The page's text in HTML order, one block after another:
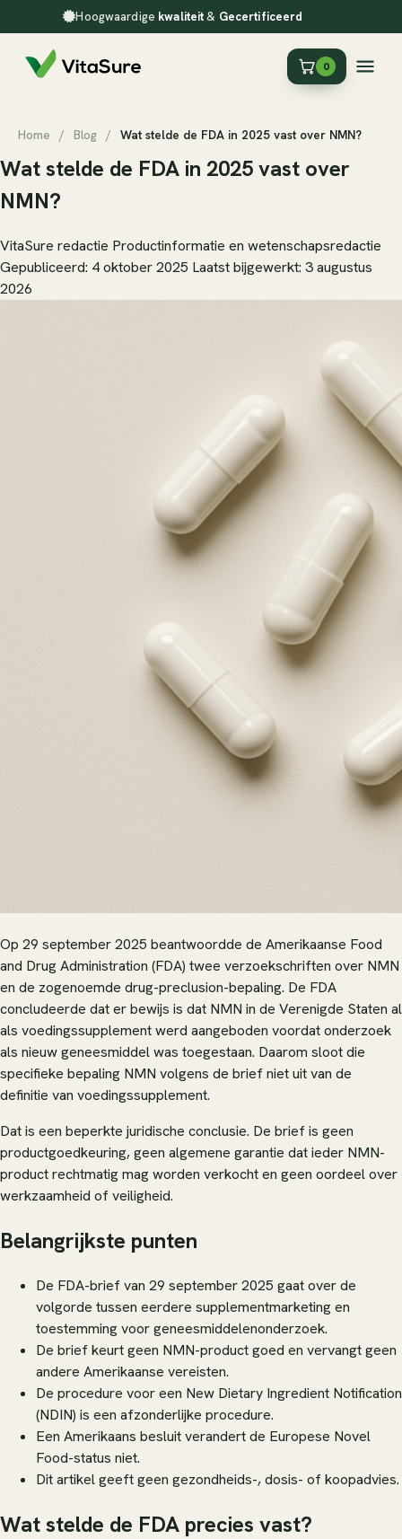
Hoogwaardige kwaliteit& Gecertificeerd
0
Home / Blog / Wat stelde de FDA in 2025 vast over NMN?
Wat stelde de FDA in 2025 vast over
NMN?
VitaSure redactie Productinformatie en wetenschapsredactie
Gepubliceerd: 4 oktober 2025 Laatst bijgewerkt: 3 augustus
2026
Op 29 september 2025 beantwoordde de Amerikaanse Food
and Drug Administration (FDA) twee verzoekschriften over NMN
en de zogenoemde drug-preclusion-bepaling. De FDA
concludeerde dat er bewijs is dat NMN in de Verenigde Staten al
als voedingssupplement werd aangeboden voordat onderzoek
als nieuw geneesmiddel was toegestaan. Daarom sloot die
specifieke bepaling NMN volgens de brief niet uit van de
definitie van voedingssupplement.
Dat is een beperkte juridische conclusie. De brief is geen
productgoedkeuring, geen algemene garantie dat ieder NMN-
product rechtmatig mag worden verkocht en geen oordeel over
werkzaamheid of veiligheid.
Belangrijkste punten
De FDA-brief van 29 september 2025 gaat over de
volgorde tussen eerdere supplementmarketing en
toestemming voor geneesmiddelenonderzoek.
De brief keurt geen NMN-product goed en vervangt geen
andere Amerikaanse vereisten.
De procedure voor een New Dietary Ingredient Notification
(NDIN) is een afzonderlijke procedure.
Een Amerikaans besluit verandert de Europese Novel
Food-status niet.
Dit artikel geeft geen gezondheids-, dosis- of koopadvies.
Wat stelde de FDA precies vast?